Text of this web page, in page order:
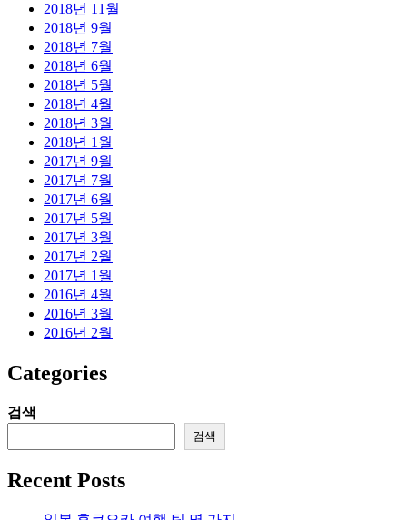
2018년 11월
2018년 9월
2018년 7월
2018년 6월
2018년 5월
2018년 4월
2018년 3월
2018년 1월
2017년 9월
2017년 7월
2017년 6월
2017년 5월
2017년 3월
2017년 2월
2017년 1월
2016년 4월
2016년 3월
2016년 2월
Categories
검색
검색
Recent Posts